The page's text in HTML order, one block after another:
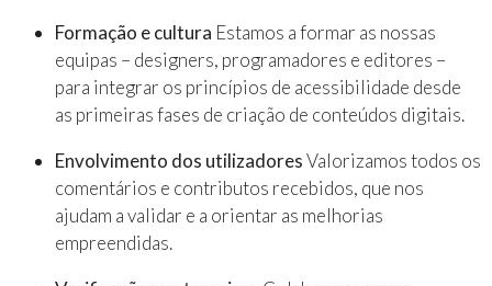
Formação e cultura Estamos a formar as nossas
equipas – designers, programadores e editores –
para integrar os princípios de acessibilidade desde
as primeiras fases de criação de conteúdos digitais.
Envolvimento dos utilizadoresValorizamos todos os
comentários e contributos recebidos, que nos
ajudam a validar e a orientar as melhorias
empreendidas.